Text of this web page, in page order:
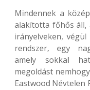
Mindennek a
alakította főhős áll,
irányelveken,
rendszer, egy
amely sokkal
megoldást
Eastwood Névtelen